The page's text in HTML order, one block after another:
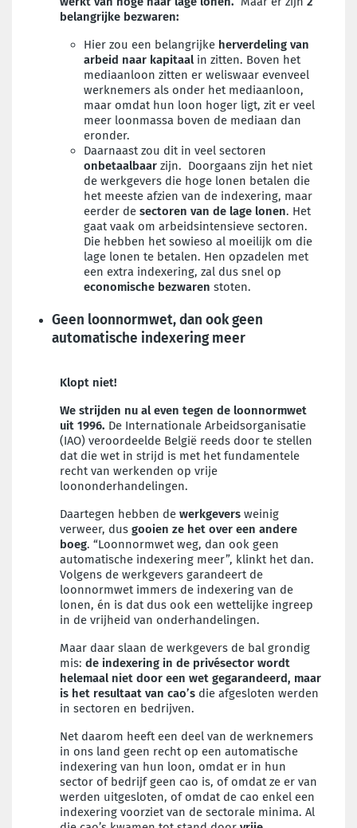
belangrijke bezwaren:
Hier zou een belangrijke herverdeling van
arbeid naar kapitaalin zitten. Boven het
mediaanloon zitten er weliswaar evenveel
werknemers als onder het mediaanloon,
maar omdat hun loon hoger ligt, zit er veel
meer loonmassa boven de mediaan dan
eronder.
Daarnaast zou dit in veel sectoren
onbetaalbaar zijn. Doorgaans zijn het niet
de werkgevers die hoge lonen betalen die
het meeste afzien van de indexering, maar
eerder de sectoren van de lage lonen. Het
gaat vaak om arbeidsintensieve sectoren.
Die hebben het sowieso al moeilijk om die
lage lonen te betalen. Hen opzadelen met
een extra indexering, zal dus snel op
economische bezwaren stoten.
Geen loonnormwet, dan ook geen
automatische indexering meer
Klopt niet!
We strijden nu al even tegen de loonnormwet
uit 1996. De Internationale Arbeidsorganisatie
(IAO) veroordeelde België reeds door te stellen
dat die wet in strijd is met het fundamentele
recht van werkenden op vrije
loononderhandelingen.
Daartegen hebben de werkgevers weinig
verweer, dus gooien ze het over een andere
boeg. “Loonnormwet weg, dan ook geen
automatische indexering meer”, klinkt het dan.
Volgens de werkgevers garandeert de
loonnormwet immers de indexering van de
lonen, én is dat dus ook een wettelijke ingreep
in de vrijheid van onderhandelingen.
Maar daar slaan de werkgevers de bal grondig
mis: de indexering in de privésector wordt
helemaal niet door een wet gegarandeerd, maar
is het resultaat van cao’s die afgesloten werden
in sectoren en bedrijven.
Net daarom heeft een deel van de werknemers
in ons land geen recht op een automatische
indexering van hun loon, omdat er in hun
sector of bedrijf geen cao is, of omdat ze er van
werden uitgesloten, of omdat de cao enkel een
indexering voorziet van de sectorale minima. Al